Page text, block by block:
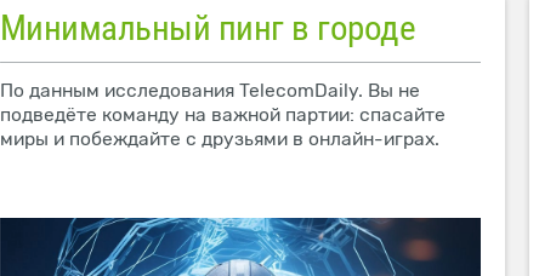
Минимальный пинг в городе
По данным исследования TelecomDaily. Вы не
подведёте команду на важной партии: спасайте
миры и побеждайте с друзьями в онлайн-играх.